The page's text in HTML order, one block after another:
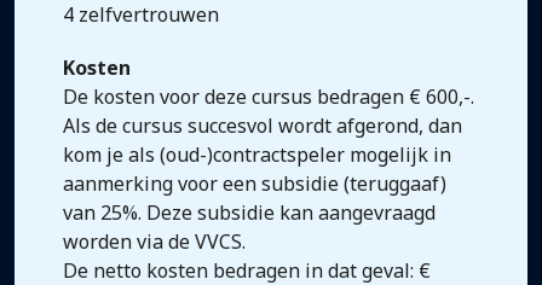
4 zelfvertrouwen
Kosten
De kosten voor deze cursus bedragen € 600,-.
Als de cursus succesvol wordt afgerond, dan
kom je als (oud-)contractspeler mogelijk in
aanmerking voor een subsidie (teruggaaf)
van 25%. Deze subsidie kan aangevraagd
worden via de VVCS.
De netto kosten bedragen in dat geval: €